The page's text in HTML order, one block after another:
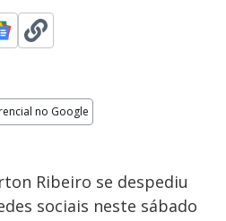
no Google
Ribeiro se despediu
sociais neste sábado